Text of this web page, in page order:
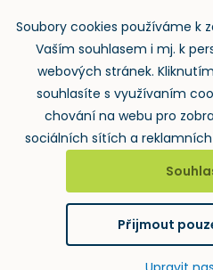
Zpětný odběr
Wolters Kluwer ČR, a.s.,
130 00 Praha
GDPR
Cookies
Soubory cookies používáme k
Vaším souhlasem i mj. k
webových stránek.
souhlasíte s využívaním
chování na webu pro
sociálních sítích a
Přijmout